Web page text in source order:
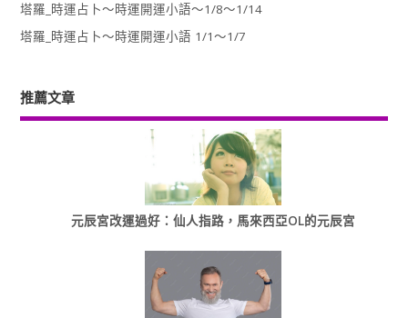
塔羅_時運占卜～時運開運小語～1/8～1/14
塔羅_時運占卜～時運開運小語 1/1～1/7
推薦文章
元辰宮改運過好：仙人指路，馬來西亞OL的元辰宮